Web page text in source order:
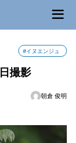
#イヌエンジュ
撮影
朝倉 俊明